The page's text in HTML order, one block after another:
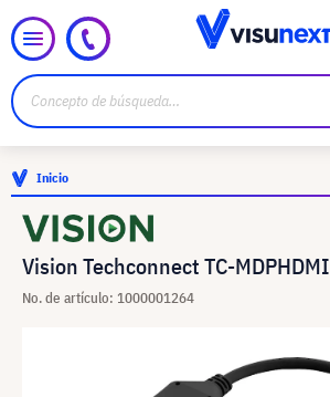
Inicio
Vision Techconnect TC-MDPHDMI
No. de artículo: 1000001264